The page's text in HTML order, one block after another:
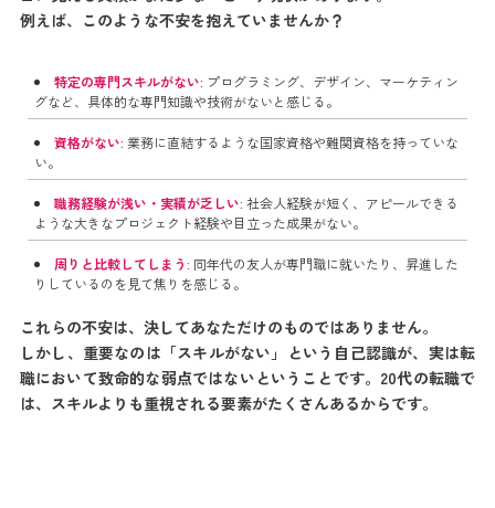
例えば、このような不安を抱えていませんか？
特定の専門スキルがない: プログラミング、デザイン、マーケティン
グなど、具体的な専門知識や技術がないと感じる。
資格がない: 業務に直結するような国家資格や難関資格を持っていな
い。
職務経験が浅い・実績が乏しい: 社会人経験が短く、アピールできる
ような大きなプロジェクト経験や目立った成果がない。
周りと比較してしまう: 同年代の友人が専門職に就いたり、昇進した
りしているのを見て焦りを感じる。
これらの不安は、決してあなただけのものではありません。
しかし、重要なのは「スキルがない」という自己認識が、実は転
職において致命的な弱点ではないということです。20代の転職で
は、スキルよりも重視される要素がたくさんあるからです。